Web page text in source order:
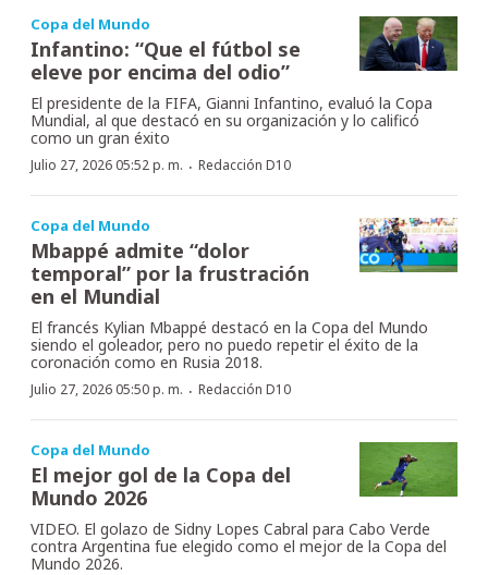
Copa del Mundo
Infantino: “Que el fútbol se
eleve por encima del odio”
El presidente de la FIFA, Gianni Infantino, evaluó la Copa
Mundial, al que destacó en su organización y lo calificó
como un gran éxito
Julio 27, 2026 05:52 p. m. · Redacción D10
Copa del Mundo
Mbappé admite “dolor
temporal” por la frustración
en el Mundial
El francés Kylian Mbappé destacó en la Copa del Mundo
siendo el goleador, pero no puedo repetir el éxito de la
coronación como en Rusia 2018.
Julio 27, 2026 05:50 p. m. · Redacción D10
Copa del Mundo
El mejor gol de la Copa del
Mundo 2026
VIDEO. El golazo de Sidny Lopes Cabral para Cabo Verde
contra Argentina fue elegido como el mejor de la Copa del
Mundo 2026.